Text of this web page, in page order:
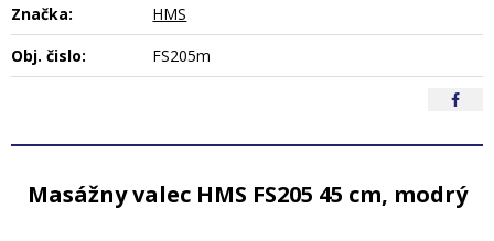
Značka:
HMS
Obj. čislo:
FS205m
Masážny valec HMS FS205 45 cm, modrý